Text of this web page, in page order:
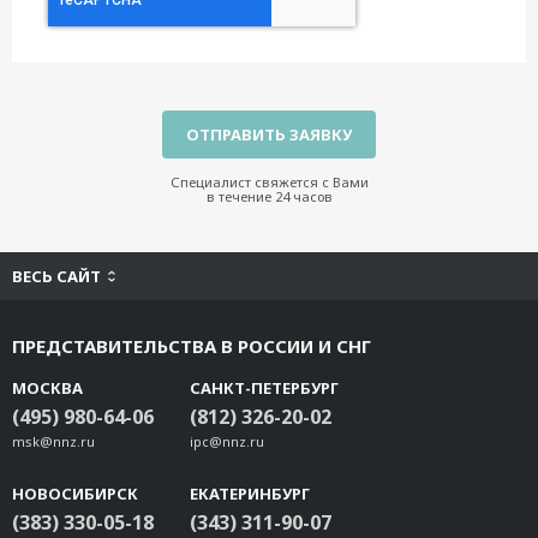
Специалист свяжется с Вами
в течение 24 часов
ВЕСЬ САЙТ
ПРЕДСТАВИТЕЛЬСТВА В РОССИИ И СНГ
МОСКВА
(495) 980-64-06
msk@nnz.ru
САНКТ-ПЕТЕРБУРГ
(812) 326-20-02
ipc@nnz.ru
НОВОСИБИРСК
(383) 330-05-18
ЕКАТЕРИНБУРГ
(343) 311-90-07